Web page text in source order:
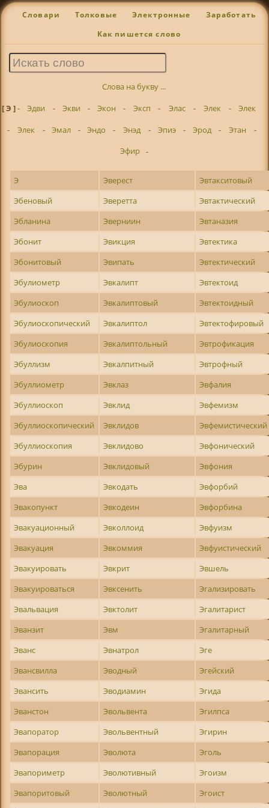
Словари Толковые Электронные Заработать
Как пишется слово
Слова на букву ...
[ Э ]- Эдви - Экви - Экон - Эксп - Элас - Элек -
Элек
-
Элек - Эмал - Эндо - Энэд - Эпиэ - Эрод - Этан
-
Эфир -
Э Эверест
Эвтакситовый
Эбеновый
Эверетта
Эвтактический
Эбланина
Эверниин
Эвтаназия
Эбонит
Эвикция
Эвтектика
Эбонитовый
Эвипать
Эвтектический
Эбулиометр
Эвкалипт
Эвтектоид
Эбулиоскоп
Эвкалиптовый
Эвтектоидный
Эбулиоскопический
Эвкалиптол
Эвтектофировый
Эбулиоскопия
Эвкалиптольный
Эвтрофикация
Эбуллизм
Эвкалпитный
Эвтрофный
Эбуллиометр
Эвклаз
Эвфалия
Эбуллиоскоп
Эвклид
Эвфемизм
Эбуллиоскопический
Эвклидов
Эвфемистический
Эбуллиоскопия
Эвклидово
Эвфонический
Эбурин
Эвклидовый
Эвфония
Эва
Эвкодать
Эвфорбий
Эвакопункт
Эвкодеин
Эвфорбина
Эвакуационный
Эвколлоид
Эвфуизм
Эвакуация
Эвкоммия
Эвфуистический
Эвакуировать
Эвкрит
Эвшель
Эвакуироваться
Эвксенить
Эгализировать
Эвальвация
Эвктолит
Эгалитарист
Эванзит
Эвм
Эгалитарный
Эванс
Эвнатрол
Эге
Эвансвилла
Эводный
Эгейский
Эвансить
Эводиамин
Эгида
Эванстон
Эвольвента
Эгилпса
Эвапоратор
Эвольвентный
Эгирин
Эвапорация
Эволюта
Эголь
Эвапориметр
Эволютивный
Эгоизм
Эвапоритовый
Эволютный
Эгоист